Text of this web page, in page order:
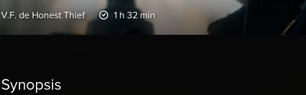
V.F. de Honest Thief 1 h 32 min
Synopsis